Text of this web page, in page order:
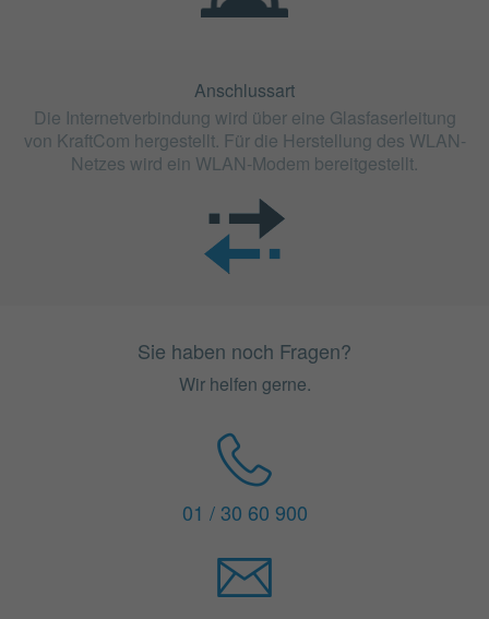
Anschlussart
Die Internetverbindung wird über eine Glasfaserleitung
von KraftCom hergestellt. Für die Herstellung des WLAN-
Netzes wird ein WLAN-Modem bereitgestellt.
Sie haben noch Fragen?
Wir helfen gerne.
01 / 30 60 900